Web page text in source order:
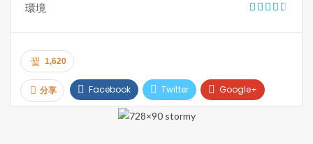
環境
1,620
分享 Facebook Twitter Google+
Pinterest Email